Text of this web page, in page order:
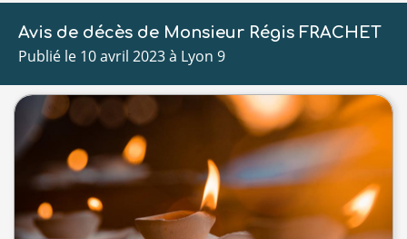
Avis de décès de Monsieur Régis FRACHET
Publié le 10 avril 2023 à Lyon 9